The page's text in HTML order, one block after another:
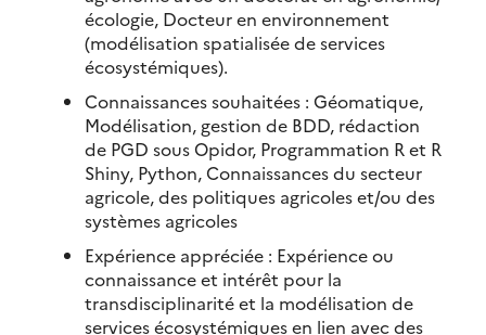
écologie, Docteur en environnement
(modélisation spatialisée de services
écosystémiques).
Connaissances souhaitées : Géomatique,
Modélisation, gestion de BDD, rédaction
de PGD sous Opidor, Programmation R et R
Shiny, Python, Connaissances du secteur
agricole, des politiques agricoles et/ou des
systèmes agricoles
Expérience appréciée : Expérience ou
connaissance et intérêt pour la
transdisciplinarité et la modélisation de
services écosystémiques en lien avec des